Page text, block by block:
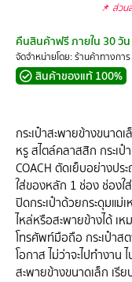
📌 ส่วน
คืนสินค้าฟรี ภายใน 30 วัน
จัดจำหน่ายโดย: ร้านค้าทางการ
สินค้าของแท้ 100%
กระเป๋าสะพายข้างขนาด
หรู สไตล์คลาสสิก กระเ
COACH ตัดเย็บอย่างป
ใส่ของหลัก 1 ช่อง ช่องใ
ปิดกระเป๋าด้วยกระดุมแม่
ไหล่หรือสะพายข้างได้ เ
โทรศัพท์มือถือ กระเป๋าส
โอกาส ไม่ว่าจะไปทำงาน
สะพายข้างขนาดเล็ก เ